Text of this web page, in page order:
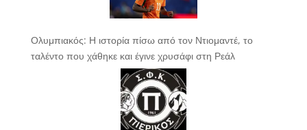
Ολυμπιακός: Η ιστορία πίσω από τον Ντιομαντέ, το
ταλέντο που χάθηκε και έγινε χρυσάφι στη Ρεάλ